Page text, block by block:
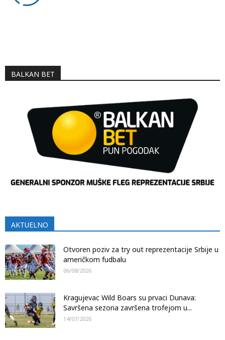
BALKAN BET
AKTUELNO
Otvoren poziv za try out reprezentacije Srbije u
američkom fudbalu
06/08/2026
Kragujevac Wild Boars su prvaci Dunava:
Savršena sezona završena trofejom u...
14/07/2026